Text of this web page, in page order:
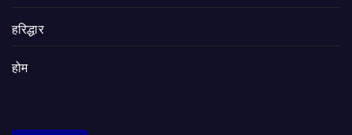
हरिद्धार
होम